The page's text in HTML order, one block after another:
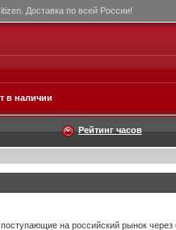
Доставка по всей России!
в наличии
Рейтинг часов
на российский рынок